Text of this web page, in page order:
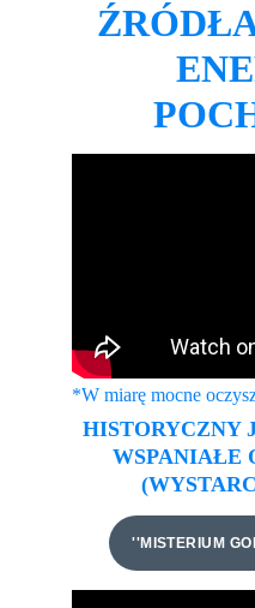
*W miarę mocne
''MISTERIUM
HISTORYCZNY
WSPANIAŁE